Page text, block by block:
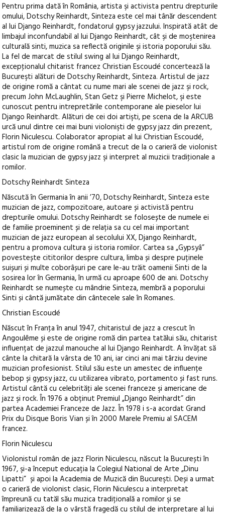
Pentru prima dată în România, artista şi activista pentru drepturile
omului, Dotschy Reinhardt, Sinteza este cel mai tânăr descendent
al lui Django Reinhardt, fondatorul gypsy jazzului. Inspirată atât de
limbajul inconfundabil al lui Django Reinhardt, cât şi de moştenirea
culturală sinti, muzica sa reflectă originile şi istoria poporului său.
La fel de marcat de stilul swing al lui Django Reinhardt,
excepţionalul chitarist francez Christian Escoudé concertează la
Bucureşti alături de Dotschy Reinhardt, Sinteza. Artistul de jazz
de origine romă a cântat cu nume mari ale scenei de jazz şi rock,
precum John McLaughlin, Stan Getz şi Pierre Michelot, şi este
cunoscut pentru intrepretările contemporane ale pieselor lui
Django Reinhardt. Alături de cei doi artişti, pe scena de la ARCUB
urcă unul dintre cei mai buni violonişti de gypsy jazz din prezent,
Florin Niculescu. Colaborator apropiat al lui Christian Escoudé,
artistul rom de origine română a trecut de la o carieră de violonist
clasic la muzician de gypsy jazz şi interpret al muzicii tradiţionale a
romilor.
Dotschy Reinhardt Sinteza
Născută în Germania în anii ’70, Dotschy Reinhardt, Sinteza este
muzician de jazz, compozitoare, autoare și activistă pentru
drepturile omului. Dotschy Reinhardt se folosește de numele ei
de familie proeminent și de relația sa cu cel mai important
muzician de jazz european al secolului XX, Django Reinhardt,
pentru a promova cultura şi istoria romilor. Cartea sa „Gypsyâ”
povestește cititorilor despre cultura, limba și despre puținele
suișuri și multe coborâșuri pe care le-au trăit oamenii Sinti de la
sosirea lor în Germania, în urmă cu aproape 600 de ani. Dotschy
Reinhardt se numește cu mândrie Sinteza, membră a poporului
Sinti și cântă jumătate din cântecele sale în Romanes.
Christian Escoudé
Născut în Franţa în anul 1947, chitaristul de jazz a crescut în
Angoulême și este de origine romă din partea tatălui său, chitarist
influențat de jazzul manouche al lui Django Reinhardt. A învăţat să
cânte la chitară la vârsta de 10 ani, iar cinci ani mai târziu devine
muzician profesionist. Stilul său este un amestec de influențe
bebop și gypsy jazz, cu utilizarea vibrato, portamento și fast runs.
Artistul cântă cu celebrităţi ale scenei franceze şi americane de
jazz şi rock. În 1976 a obținut Premiul „Django Reinhardt” din
partea Academiei Franceze de Jazz. În 1978 i s-a acordat Grand
Prix du Disque Boris Vian și în 2000 Marele Premiu al SACEM
francez.
Florin Niculescu
Violonistul român de jazz Florin Niculescu, născut la București în
1967, şi-a început educația la Colegiul National de Arte „Dinu
Lipatti” și apoi la Academia de Muzică din Bucureşti. Deși a urmat
o carieră de violonist clasic, Florin Niculescu a interpretat
împreună cu tatăl său muzica tradițională a romilor şi se
familiarizează de la o vârstă fragedă cu stilul de interpretare al lui